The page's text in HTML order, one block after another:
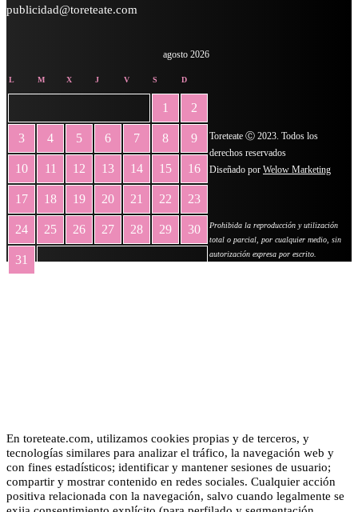
publicidad@toreteate.com
agosto 2026
L M X J V S D
1 2
3 4 5 6 7 8 9
10 11 12 13 14 15 16
17 18 19 20 21 22 23
24 25 26 27 28 29 30
31
Toreteate Ⓒ 2023. Todos los
derechos reservados
Diseñado por Welow Marketing
Prohibida la reproducción y utilización
total o parcial, por cualquier medio, sin
autorización expresa por escrito.
En toreteate.com, utilizamos cookies propias y de terceros, y
tecnologías similares para analizar el tráfico, la navegación web y
con fines estadísticos; identificar y mantener sesiones de usuario;
compartir y mostrar contenido en redes sociales. Cualquier acción
positiva relacionada con la navegación, salvo cuando legalmente se